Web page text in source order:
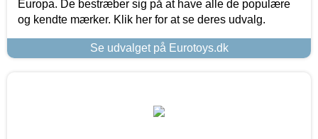
Europa. De bestræber sig på at have alle de populære
og kendte mærker. Klik her for at se deres udvalg.
Se udvalget på Eurotoys.dk